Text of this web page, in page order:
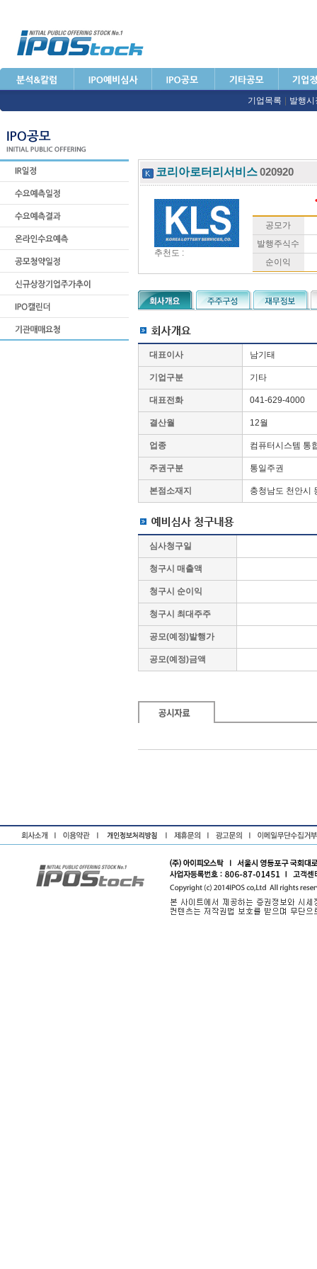
기업목록 발행
코리아로터리서비스 020920
추천도 :
공모가
발행주식수
순이익
대표이사 남기태
기업구분 기타
대표전화 041-629-4000
결산월 12월
업종 컴퓨터시스템 통
주권구분 통일주권
본점소재지 충청남도 천안시
심사청구일
청구시 매출액
청구시 순이익
청구시 최대주주
공모(예정)발행가
공모(예정)금액